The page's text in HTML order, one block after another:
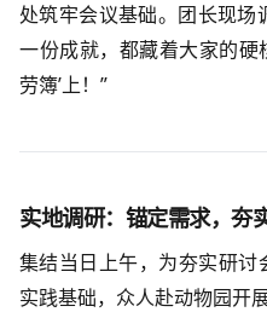
处筑牢会议基础。团长现场
一份成就，都藏着大家的硬
劳簿’上！”​
实地调研：锚定需求，夯
集结当日上午，为夯实研讨
实践基础，众人赴动物园开